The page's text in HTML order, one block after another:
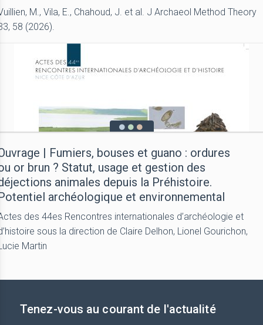
M., Vila, E., Chahoud, J. et al. J Archaeol Method Theory
58 (2026).
| Fumiers, bouses et guano : ordures
or brun ? Statut, usage et gestion des
animales depuis la Préhistoire.
archéologique et environnemental
des 44es Rencontres internationales d’archéologie et
sous la direction de Claire Delhon, Lionel Gourichon,
Martin
Tenez-vous au courant de l'actualité